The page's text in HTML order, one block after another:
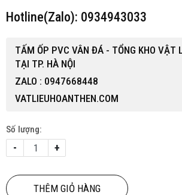
Hotline(Zalo): 0934943033
TẤM ỐP PVC VÂN ĐÁ - TỔNG KHO VẬT
TẠI TP. HÀ NỘI
ZALO : 0947668448
VATLIEUHOANTHEN.COM
Số lượng:
- +
THÊM GIỎ HÀNG